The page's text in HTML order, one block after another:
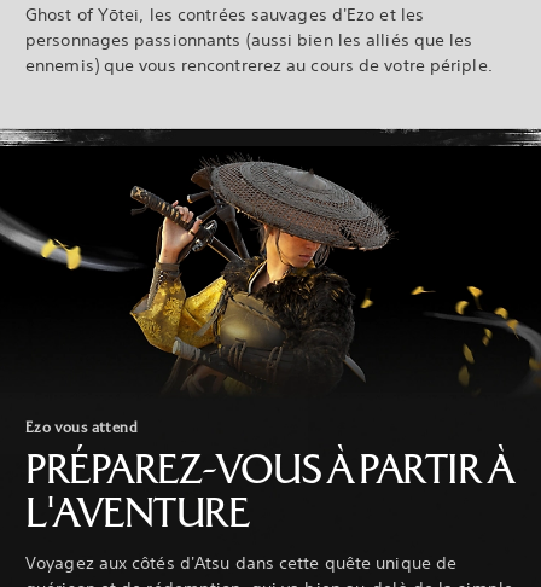
Ghost of Yōtei, les contrées sauvages d'Ezo et les
personnages passionnants (aussi bien les alliés que les
ennemis) que vous rencontrerez au cours de votre périple.
Ezo vous attend
PRÉPAREZ-VOUS À PARTIR À
L'AVENTURE
Voyagez aux côtés d'Atsu dans cette quête unique de